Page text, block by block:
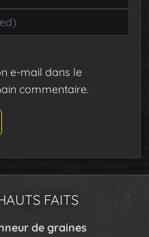
e-mail dans le
commentaire.
FAITS
de graines